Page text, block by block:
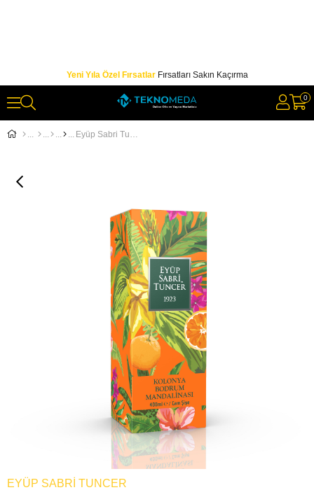
Yeni Yıla Özel FırsatlarFırsatları Sakın Kaçırma
0
Eyüp Sabri Tuncer 400ml Cam Bodrum Mandalina Kolonyası
EYÜP SABRİ TUNCER